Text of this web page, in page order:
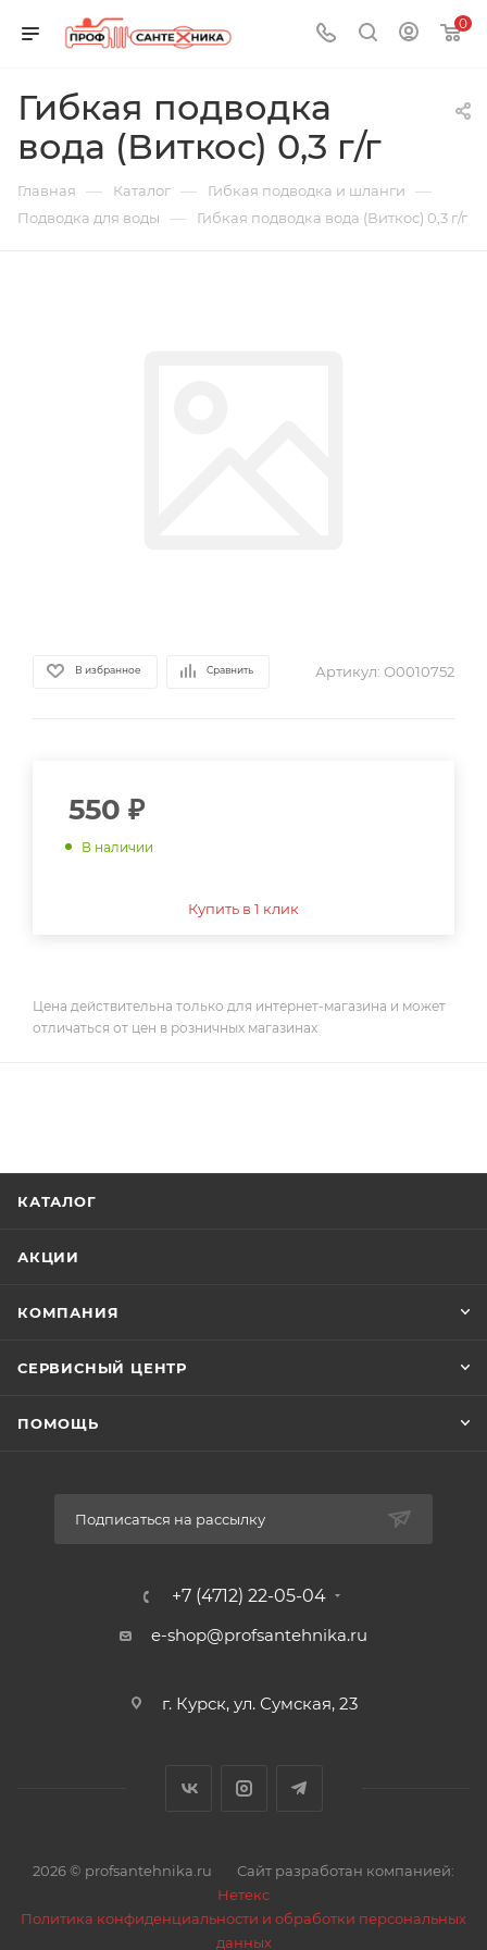
0
Гибкая подводка
вода (Виткос) 0,3 г/г
Главная — Каталог — Гибкая подводка и шланги —
Подводка для воды — Гибкая подводка вода (Виткос) 0,3 г/г
В избранное Сравнить Артикул: О0010752
550 ₽
В наличии
Купить в 1 клик
Цена действительна только для интернет-магазина и может
отличаться от цен в розничных магазинах
КАТАЛОГ
АКЦИИ
КОМПАНИЯ
СЕРВИСНЫЙ ЦЕНТР
ПОМОЩЬ
Подписаться на рассылку
+7 (4712) 22-05-04
e-shop@profsantehnika.ru
г. Курск, ул. Сумская, 23
2026 © profsantehnika.ru
Сайт разработан компанией:
Нетекс
Политика конфиденциальности и обработки персональных
данных